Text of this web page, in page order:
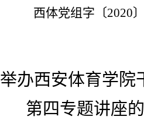
西体党组字〔2020
举办西安体育学院
第四专题讲座